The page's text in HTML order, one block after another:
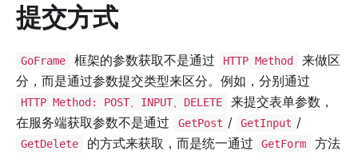
提交方式
GoFrame 框架的参数获取不是通过 HTTP Method
来做区
分，而是通过参数提交类型来区分。例如，分别通过
HTTP Method: POST、INPUT、DELETE
来提交表单参数，
在服务端获取参数不是通过
GetPost / GetInput /
GetDelete 的方式来获取，而是统一通过 GetForm
方法